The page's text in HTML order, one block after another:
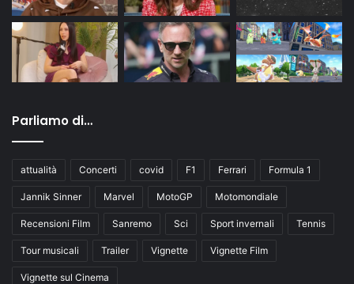
Parliamo di…
attualità Concerti covid F1 Ferrari Formula 1
Jannik Sinner Marvel MotoGP Motomondiale
Recensioni Film Sanremo Sci Sport invernali Tennis
Tour musicali Trailer Vignette Vignette Film
Vignette sul Cinema